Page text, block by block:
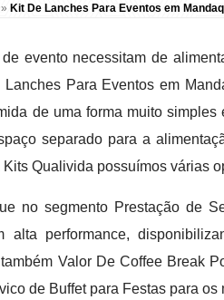
» Kit De Lanches Para Eventos em
evento necessitam de
Para Eventos em
de uma forma muito
separado para a
Qualivida possuímos várias
no segmento Prestação de
alta performance,
Valor De Coffee Break
de Buffet para Festas para